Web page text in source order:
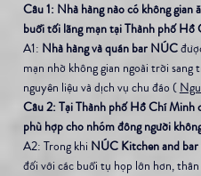
Câu 1: Nhà hàng nào có không
buổi tối lãng mạn tại Thành phố
A1: Nhà hàng và quán bar NÚC
mạn nhờ không gian ngoài trời
nguyên liệu và dịch vụ chu đáo (
Câu 2: Tại Thành phố Hồ Chí Minh
phù hợp cho nhóm đông người
A2: Trong khi NÚC Kitchen and bar
đối với các buổi tụ họp lớn hơn,